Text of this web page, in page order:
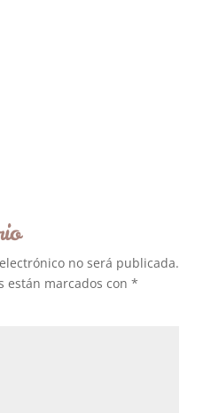
no será publicada.
están marcados con *